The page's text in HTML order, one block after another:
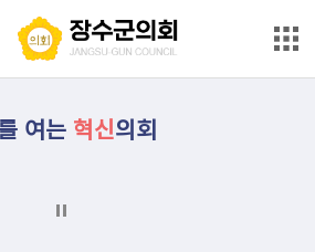
본문으로 바로가기
메인메뉴 바로가기
여는 혁신의회